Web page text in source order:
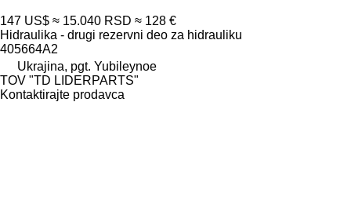
147 US$ ≈ 15.040 RSD ≈ 128 €
Hidraulika - drugi rezervni deo za hidrauliku
405664A2
Ukrajina, pgt. Yubileynoe
TOV "TD LIDERPARTS"
Kontaktirajte prodavca